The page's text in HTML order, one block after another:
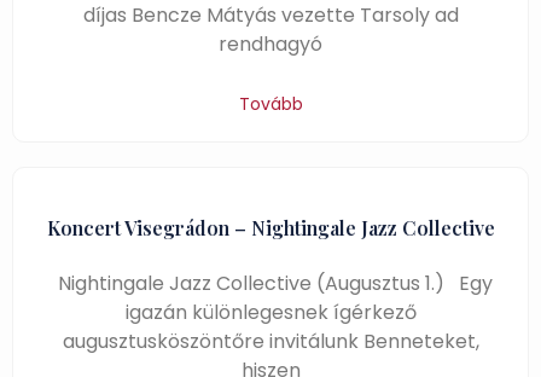
díjas Bencze Mátyás vezette Tarsoly ad
rendhagyó
Tovább
Koncert Visegrádon – Nightingale Jazz Collective
Nightingale Jazz Collective (Augusztus 1.) Egy
igazán különlegesnek ígérkező
augusztusköszöntőre invitálunk Benneteket,
hiszen